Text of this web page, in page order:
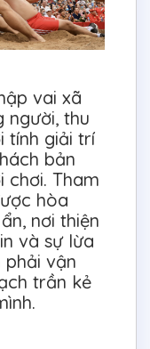
vai xã
người, thu
tính giải trí
bản
chơi. Tham
hòa
nơi thiện
và sự lừa
phải vận
trần kẻ